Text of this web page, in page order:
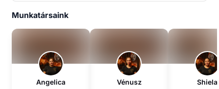
Munkatársaink
Angelica Vénusz Shiela